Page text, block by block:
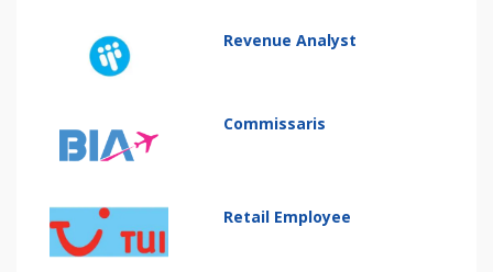
Revenue Analyst
Commissaris
Retail Employee